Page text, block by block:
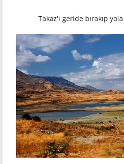
Takaz'ı geride bırakıp